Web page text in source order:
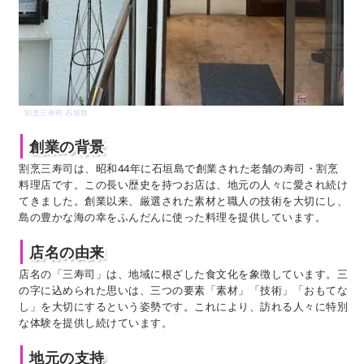
割烹三寿司 石垣島
創業の背景
割烹三寿司は、昭和44年に石垣島で創業された老舗の寿司・割烹
料理店です。この長い歴史を持つお店は、地元の人々に愛され続け
てきました。創業以来、厳選された素材と職人の技術を大切にし、
島の豊かな海の幸をふんだんに使った料理を提供しています。
店名の由来
店名の「三寿司」は、地域に根ざした食文化を象徴しています。三
の字に込められた思いは、三つの要素「素材」「技術」「おもてな
し」を大切にするという姿勢です。これにより、訪れる人々に特別
な体験を提供し続けています。
地元の支持